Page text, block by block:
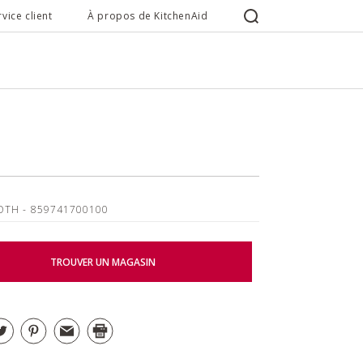
client À propos de KitchenAid
- 859741700100
TROUVER UN MAGASIN